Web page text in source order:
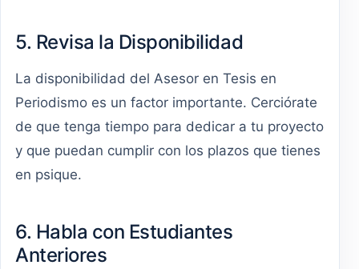
5. Revisa la Disponibilidad
La disponibilidad del Asesor en Tesis en
Periodismo es un factor importante. Cerciórate
de que tenga tiempo para dedicar a tu proyecto
y que puedan cumplir con los plazos que tienes
en psique.
6. Habla con Estudiantes
Anteriores